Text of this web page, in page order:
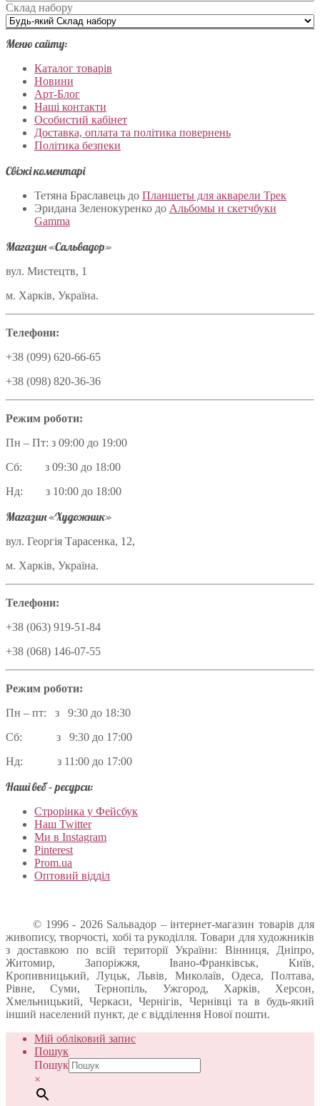
Склад набору
Меню сайту:
Каталог товарів
Новини
Арт-Блог
Наші контакти
Особистий кабінет
Доставка, оплата та політика повернень
Політика безпеки
Свіжі коментарі
Тетяна Браславець до Планшеты для акварели Трек
Эридана Зеленокуренко до Альбомы и скетчбуки
Gamma
Магазин «Сальвадор»
вул. Мистецтв, 1
м. Харків, Україна.
Телефони:
+38 (099) 620-66-65
+38 (098) 820-36-36
Режим роботи:
Пн – Пт: з 09:00 до 19:00
Сб: з 09:30 до 18:00
Нд: з 10:00 до 18:00
Магазин «Художник»
вул. Георгія Тарасенка, 12,
м. Харків, Україна.
Телефони:
+38 (063) 919-51-84
+38 (068) 146-07-55
Режим роботи:
Пн – пт: з 9:30 до 18:30
Сб: з 9:30 до 17:00
Нд: з 11:00 до 17:00
Наші веб – ресурси:
Строрінка у Фейсбук
Наш Twitter
Ми в Instagram
Pinterest
Prom.ua
Оптовий відділ
© 1996 - 2026 Sальвадор – інтернет-магазин товарів для
живопису, творчості, хобі та рукоділля. Товари для художників
з доставкою по всій території України: Вінниця, Дніпро,
Житомир, Запоріжжя, Івано-Франківськ, Київ,
Кропивницький, Луцьк, Львів, Миколаїв, Одеса, Полтава,
Рівне, Суми, Тернопіль, Ужгород, Харків, Херсон,
Хмельницький, Черкаси, Чернігів, Чернівці та в будь-який
інший населений пункт, де є відділення Нової пошти.
Мій обліковий запис
Пошук
Пошук
×